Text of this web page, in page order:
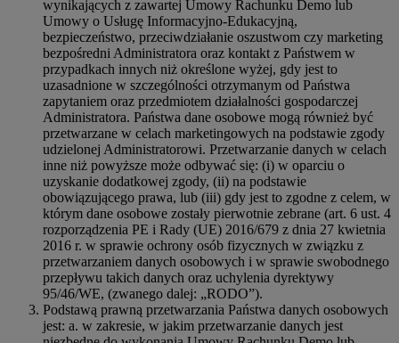
wynikających z zawartej Umowy Rachunku Demo lub
Umowy o Usługę Informacyjno-Edukacyjną,
bezpieczeństwo, przeciwdziałanie oszustwom czy marketing
bezpośredni Administratora oraz kontakt z Państwem w
przypadkach innych niż określone wyżej, gdy jest to
uzasadnione w szczególności otrzymanym od Państwa
zapytaniem oraz przedmiotem działalności gospodarczej
Administratora. Państwa dane osobowe mogą również być
przetwarzane w celach marketingowych na podstawie zgody
udzielonej Administratorowi. Przetwarzanie danych w celach
inne niż powyższe może odbywać się: (i) w oparciu o
uzyskanie dodatkowej zgody, (ii) na podstawie
obowiązującego prawa, lub (iii) gdy jest to zgodne z celem, w
którym dane osobowe zostały pierwotnie zebrane (art. 6 ust. 4
rozporządzenia PE i Rady (UE) 2016/679 z dnia 27 kwietnia
2016 r. w sprawie ochrony osób fizycznych w związku z
przetwarzaniem danych osobowych i w sprawie swobodnego
przepływu takich danych oraz uchylenia dyrektywy
95/46/WE, (zwanego dalej: „RODO”).
Podstawą prawną przetwarzania Państwa danych osobowych
jest: a. w zakresie, w jakim przetwarzanie danych jest